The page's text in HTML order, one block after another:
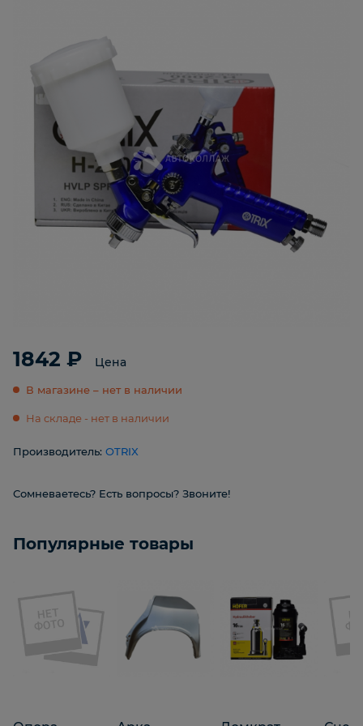
1842 ₽ Цена
В магазине – нет в наличии
На складе - нет в наличии
Производитель: OTRIX
Сомневаетесь? Есть вопросы? Звоните!
Популярные товары